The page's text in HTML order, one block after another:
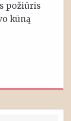
požiūris
kūną